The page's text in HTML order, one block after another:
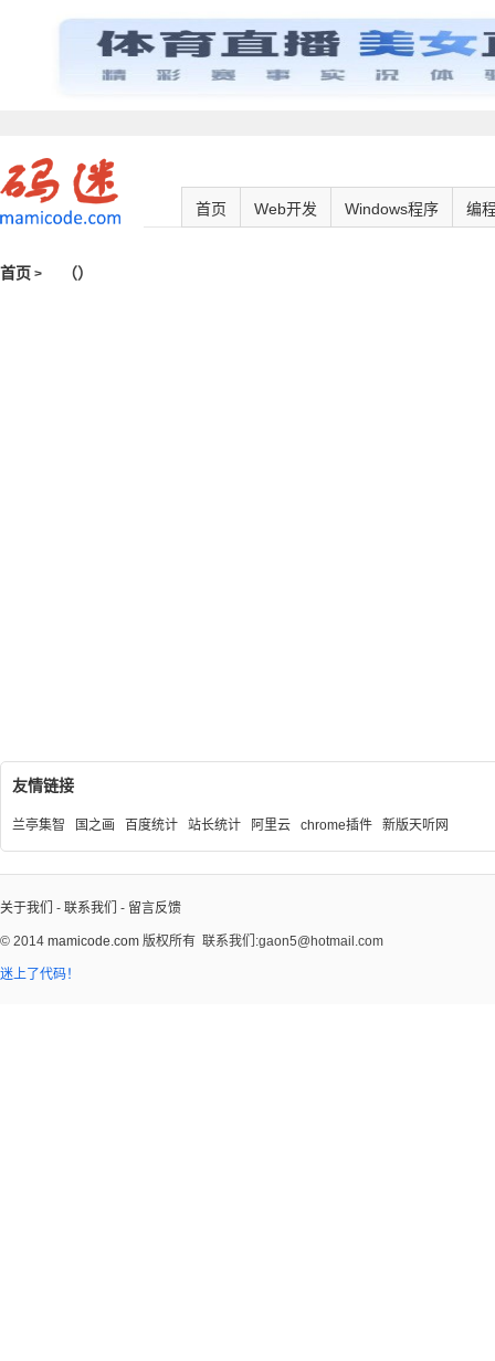
首页 Web开发 Windows程序 编
首页 > （）
友情链接
兰亭集智 国之画 百度统计 站长统计 阿里云 chrome插件 新版天听网
关于我们 - 联系我们 - 留言反馈
© 2014 mamicode.com 版权所有 联系我们:gaon5@hotmail.com
迷上了代码！